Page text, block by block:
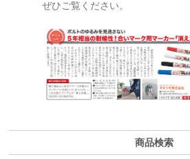
ぜひご覧ください。
商品検索